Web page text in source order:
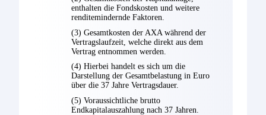
enthalten die Fondskosten und weitere
renditemindernde Faktoren.
(3) Gesamtkosten der AXA während der
Vertragslaufzeit, welche direkt aus dem
Vertrag entnommen werden.
(4) Hierbei handelt es sich um die
Darstellung der Gesamtbelastung in Euro
über die 37 Jahre Vertragsdauer.
(5) Voraussichtliche brutto
Endkapitalauszahlung nach 37 Jahren.